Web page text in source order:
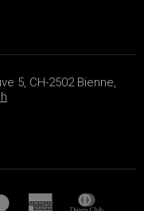
5, CH-2502 Bienne,